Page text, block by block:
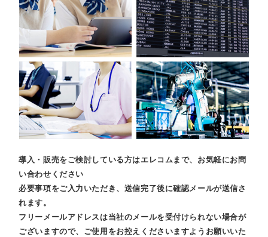
導入・販売をご検討している方はエレコムまで、お気軽にお問
い合わせください
必要事項をご入力いただき、送信完了後に確認メールが送信さ
れます。
フリーメールアドレスは当社のメールを受付けられない場合が
ございますので、ご使用をお控えくださいますようお願いいた